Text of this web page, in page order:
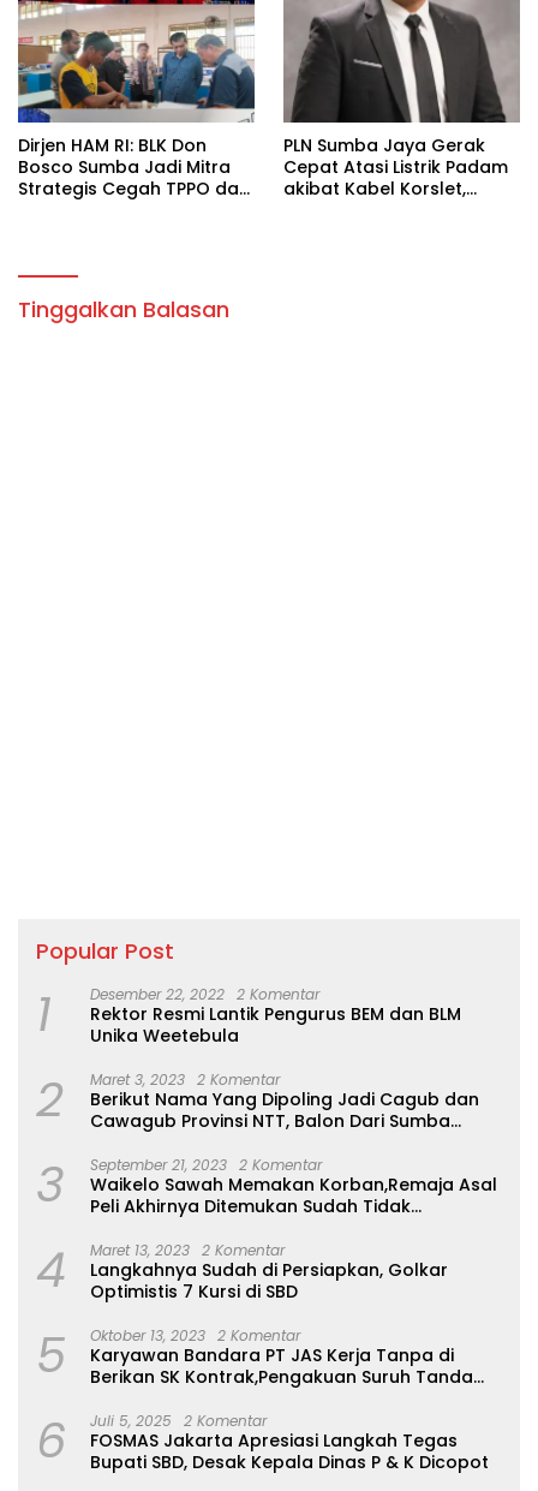
Dirjen HAM RI: BLK Don
Bosco Sumba Jadi Mitra
Strategis Cegah TPPO dan
PLN Sumba Jaya Gerak
Cepat Atasi Listrik Padam
akibat Kabel Korslet,
Tinggalkan Balasan
Popular Post
1 Desember 22, 2022 2 Komentar
Rektor Resmi Lantik Pengurus BEM dan BLM
Unika Weetebula
2 Maret 3, 2023 2 Komentar
Berikut Nama Yang Dipoling Jadi Cagub dan
Cawagub Provinsi NTT, Balon Dari Sumba
3 September 21, 2023 2 Komentar
Waikelo Sawah Memakan Korban,Remaja Asal
Peli Akhirnya Ditemukan Sudah Tidak
4 Maret 13, 2023 2 Komentar
Langkahnya Sudah di Persiapkan, Golkar
Optimistis 7 Kursi di SBD
5 Oktober 13, 2023 2 Komentar
Karyawan Bandara PT JAS Kerja Tanpa di
Berikan SK Kontrak,Pengakuan Suruh Tanda
6 Juli 5, 2025 2 Komentar
FOSMAS Jakarta Apresiasi Langkah Tegas
Bupati SBD, Desak Kepala Dinas P & K Dicopot